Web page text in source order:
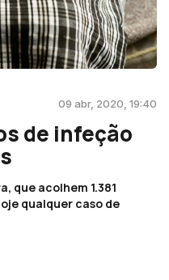
09 abr, 2020, 19:40
de infeção
que acolhem 1.381
qualquer caso de